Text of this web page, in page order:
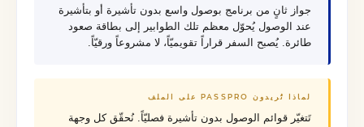
جواز ثانٍ من برنامج بوصول واسع بدون تأشيرة أو بتأشيرة
عند الوصول يُحوّل معظم تلك الطوابير إلى بطاقة صعود
طائرة. يُصبح السفر قراراً تقويميّاً، لا مشروعاً ورقيّاً.
لماذا تُريدون PASSPRO على الملف
تَتغيّر قوائم الوصول بدون تأشيرة فصليّاً. نُحقّق كل وجهة